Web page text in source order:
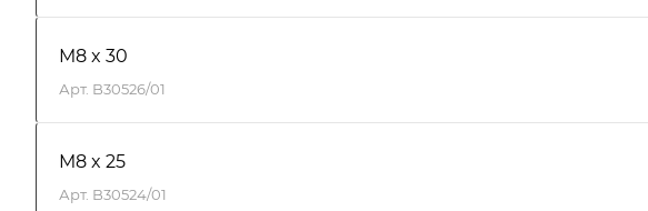
M8 x 30
Арт. B30526/01
M8 x 25
Арт. B30524/01